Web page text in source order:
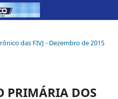
das FIVJ - Dezembro de 2015
PRIMÁRIA DOS